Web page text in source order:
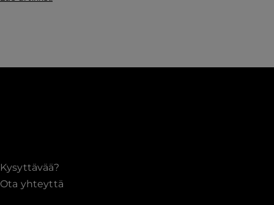
Kysyttävää?
Ota yhteyttä